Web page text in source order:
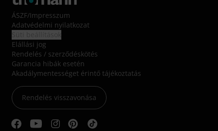
ÁSZF/Impresszum
Adatvédelmi nyilatkozat
Elállási jog
Rendelés / szerződéskötés
Garancia hibák esetén
Akadálymentességet érintő tájékoztatás
Rendelés visszavonása